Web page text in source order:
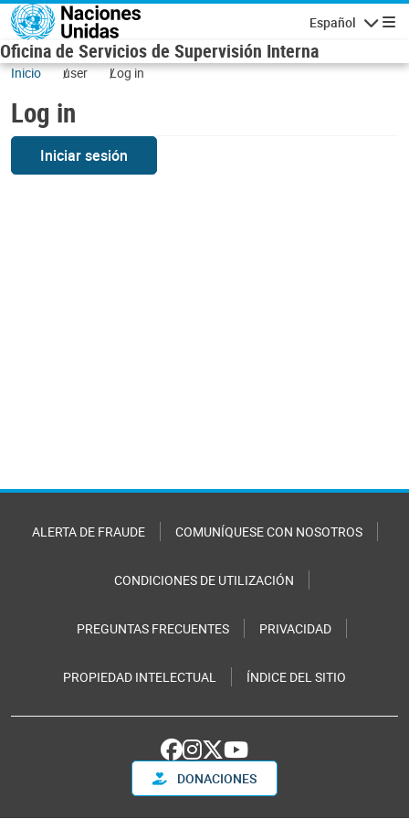
Skip to main content
Español
Oficina de Servicios de Supervisión Interna
Inicio user Log in
Log in
Iniciar sesión
ALERTA DE FRAUDE COMUNÍQUESE CON NOSOTROS
CONDICIONES DE UTILIZACIÓN
PREGUNTAS FRECUENTES PRIVACIDAD
PROPIEDAD INTELECTUAL ÍNDICE DEL SITIO
DONACIONES